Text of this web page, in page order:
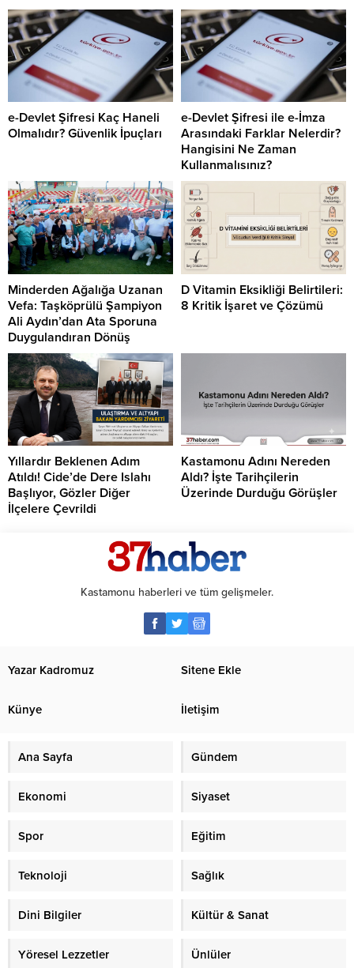
e-Devlet Şifresi Kaç Haneli
Olmalıdır? Güvenlik İpuçları
e-Devlet Şifresi ile e-İmza
Arasındaki Farklar Nelerdir?
Hangisini Ne Zaman
Kullanmalısınız?
Minderden Ağalığa Uzanan
Vefa: Taşköprülü Şampiyon
Ali Aydın’dan Ata Sporuna
Duygulandıran Dönüş
D Vitamin Eksikliği Belirtileri:
8 Kritik İşaret ve Çözümü
Yıllardır Beklenen Adım
Atıldı! Cide’de Dere Islahı
Başlıyor, Gözler Diğer
İlçelere Çevrildi
Kastamonu Adını Nereden
Aldı? İşte Tarihçilerin
Üzerinde Durduğu Görüşler
Kastamonu haberleri ve tüm gelişmeler.
Yazar Kadromuz Sitene Ekle
Künye İletişim
Ana Sayfa Gündem
Ekonomi Siyaset
Spor Eğitim
Teknoloji Sağlık
Dini Bilgiler Kültür & Sanat
Yöresel Lezzetler Ünlüler